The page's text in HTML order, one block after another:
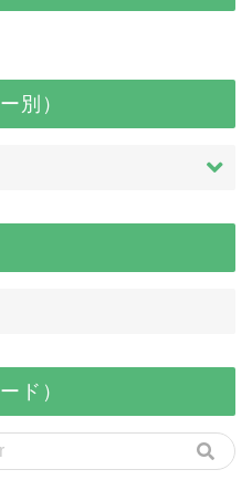
別）
ド）